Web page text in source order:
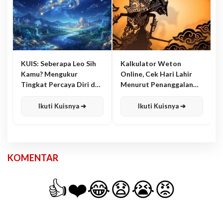
KUIS: Seberapa Leo Sih
Kamu? Mengukur
Tingkat Percaya Diri dan
Ikuti Kuisnya ➔
Kalkulator Weton
Online, Cek Hari Lahir
Menurut Penanggalan
Ikuti Kuisnya ➔
KOMENTAR
👍❤️😂😧😭😡